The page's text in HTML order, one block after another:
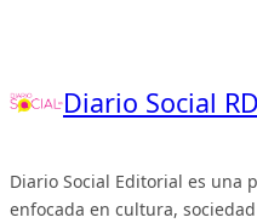
Diario Social RD
Diario Social Editorial es una
enfocada en cultura,